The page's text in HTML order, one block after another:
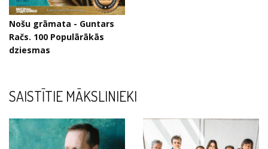
Nošu grāmata - Guntars
Račs. 100 Populārākās
dziesmas
SAISTĪTIE MĀKSLINIEKI